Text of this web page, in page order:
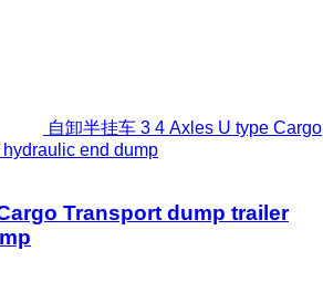
自卸半挂车 3 4 Axles U type Cargo
end dump
Transport dump trailer